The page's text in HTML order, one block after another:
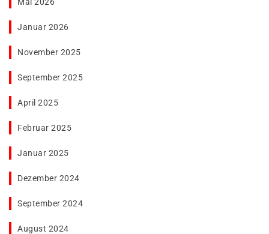
Januar 2026
November 2025
September 2025
April 2025
Februar 2025
Januar 2025
Dezember 2024
September 2024
August 2024